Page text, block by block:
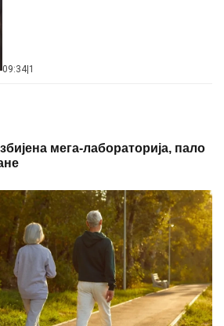
09:34 1
мега-лабораторија, пало